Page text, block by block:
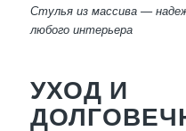
Стулья из массива —
любого интерьера
УХОД И